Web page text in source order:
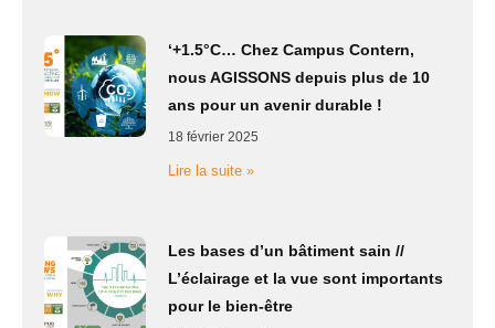
‘+1.5°C… Chez Campus Contern,
nous AGISSONS depuis plus de 10
ans pour un avenir durable !
18 février 2025
Lire la suite »
Les bases d’un bâtiment sain //
L’éclairage et la vue sont importants
pour le bien-être